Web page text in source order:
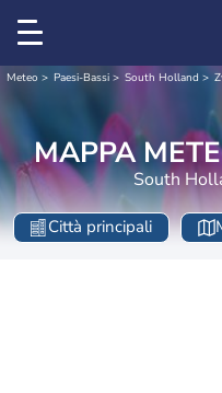
Meteo Paesi-Bassi South Holland
MAPPA
South
Città principali